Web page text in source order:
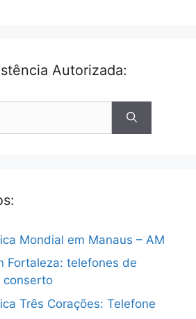
Autorizada:
Mondial em Manaus – AM
Fortaleza: telefones de
conserto
Três Corações: Telefone